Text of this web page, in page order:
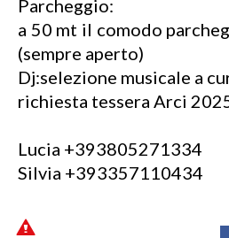
Parcheggio:
a 50 mt il comodo
(sempre aperto)
Dj:selezione musicale a
richiesta tessera Arci
Lucia +393805271334
Silvia +393357110434